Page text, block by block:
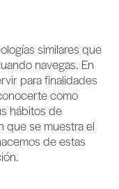
similares que
navegas. En
para finalidades
como
hábitos de
que se muestra el
de estas